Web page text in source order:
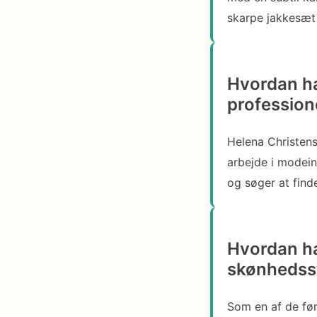
skarpe
Hvordan
Helena
arbejde i
og søger at
Hvordan
Som en af de